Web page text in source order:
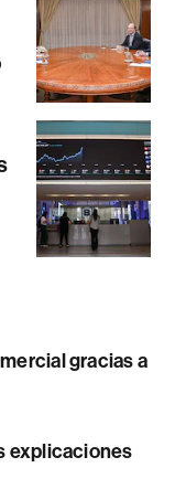
gracias a
explicaciones